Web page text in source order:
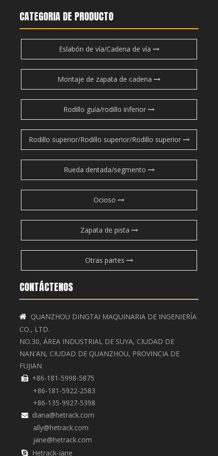
CATEGORIA DE PRODUCTO
Eslabón de vía/Cadena de vía
Montaje de zapata de cadena
Rodillo guía/rodillo inferior
Rodillo superior/Rodillo superior/Rodillo superior
Rueda dentada/segmento
Ocioso
Zapata de pista
Otras partes
CONTÁCTENOS

QUANZHOU DINGTAI MAQUINARIA DE INGENIERÍA
CO., LTD.
NO.30, ÁREA INDUSTRIAL DE SUYA, CIUDAD DE
NAN'AN, CIUDAD DE QUANZHOU, PROVINCIA DE
FUJIAN

+86-181-5998-5875
+86-181-5922-2583
+86-135-9927-5398

diana@hetrack.com
ally@hetrack.com
jane@hetrack.com
 Hetrack-jane